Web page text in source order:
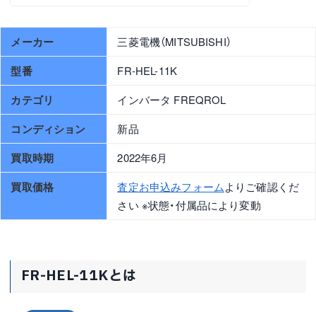
メーカー 三菱電機（MITSUBISHI）
型番 FR-HEL-11K
カテゴリ インバータ FREQROL
コンディション 新品
買取時期 2022年6月
買取価格 査定お申込みフォームよりご確認くだ
さい ※状態・付属品により変動
FR-HEL-11Kとは